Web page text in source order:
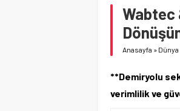
Wabtec
Anasayfa »
**Demiryolu
verimlilik ve